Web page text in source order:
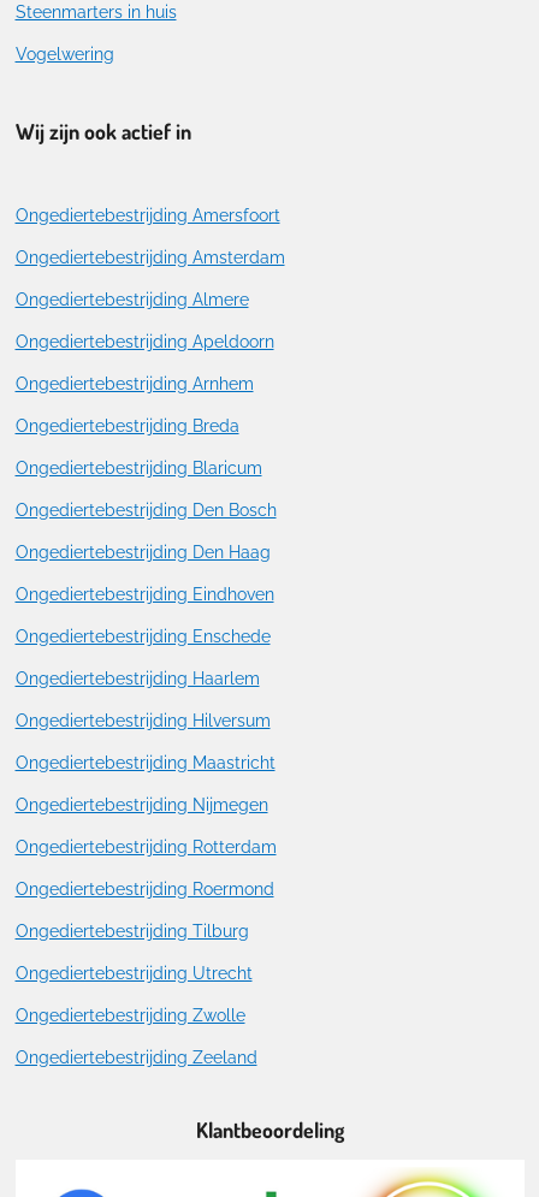
Steenmarters in huis
Vogelwering
Wij zijn ook actief in
Ongediertebestrijding Amersfoort
Ongediertebestrijding Amsterdam
Ongediertebestrijding Almere
Ongediertebestrijding Apeldoorn
Ongediertebestrijding Arnhem
Ongediertebestrijding Breda
Ongediertebestrijding Blaricum
Ongediertebestrijding Den Bosch
Ongediertebestrijding Den Haag
Ongediertebestrijding Eindhoven
Ongediertebestrijding Enschede
Ongediertebestrijding Haarlem
Ongediertebestrijding Hilversum
Ongediertebestrijding Maastricht
Ongediertebestrijding Nijmegen
Ongediertebestrijding Rotterdam
Ongediertebestrijding Roermond
Ongediertebestrijding Tilburg
Ongediertebestrijding Utrecht
Ongediertebestrijding Zwolle
Ongediertebestrijding Zeeland
Klantbeoordeling